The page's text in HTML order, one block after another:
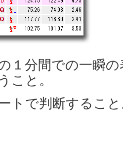
１分間での一瞬
こと。
トで判断するこ